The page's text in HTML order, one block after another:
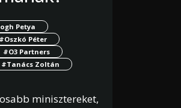
Petya
#Oszkó Péter
#O3 Partners
#Tanács Zoltán
minisztereket,